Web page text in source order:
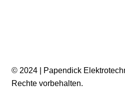
© 2024 | Papendick
Rechte vorbehalten.